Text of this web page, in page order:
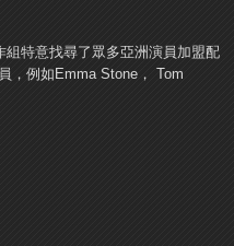
組特意找尋了眾多亞洲演員加盟配
，例如Emma Stone， Tom